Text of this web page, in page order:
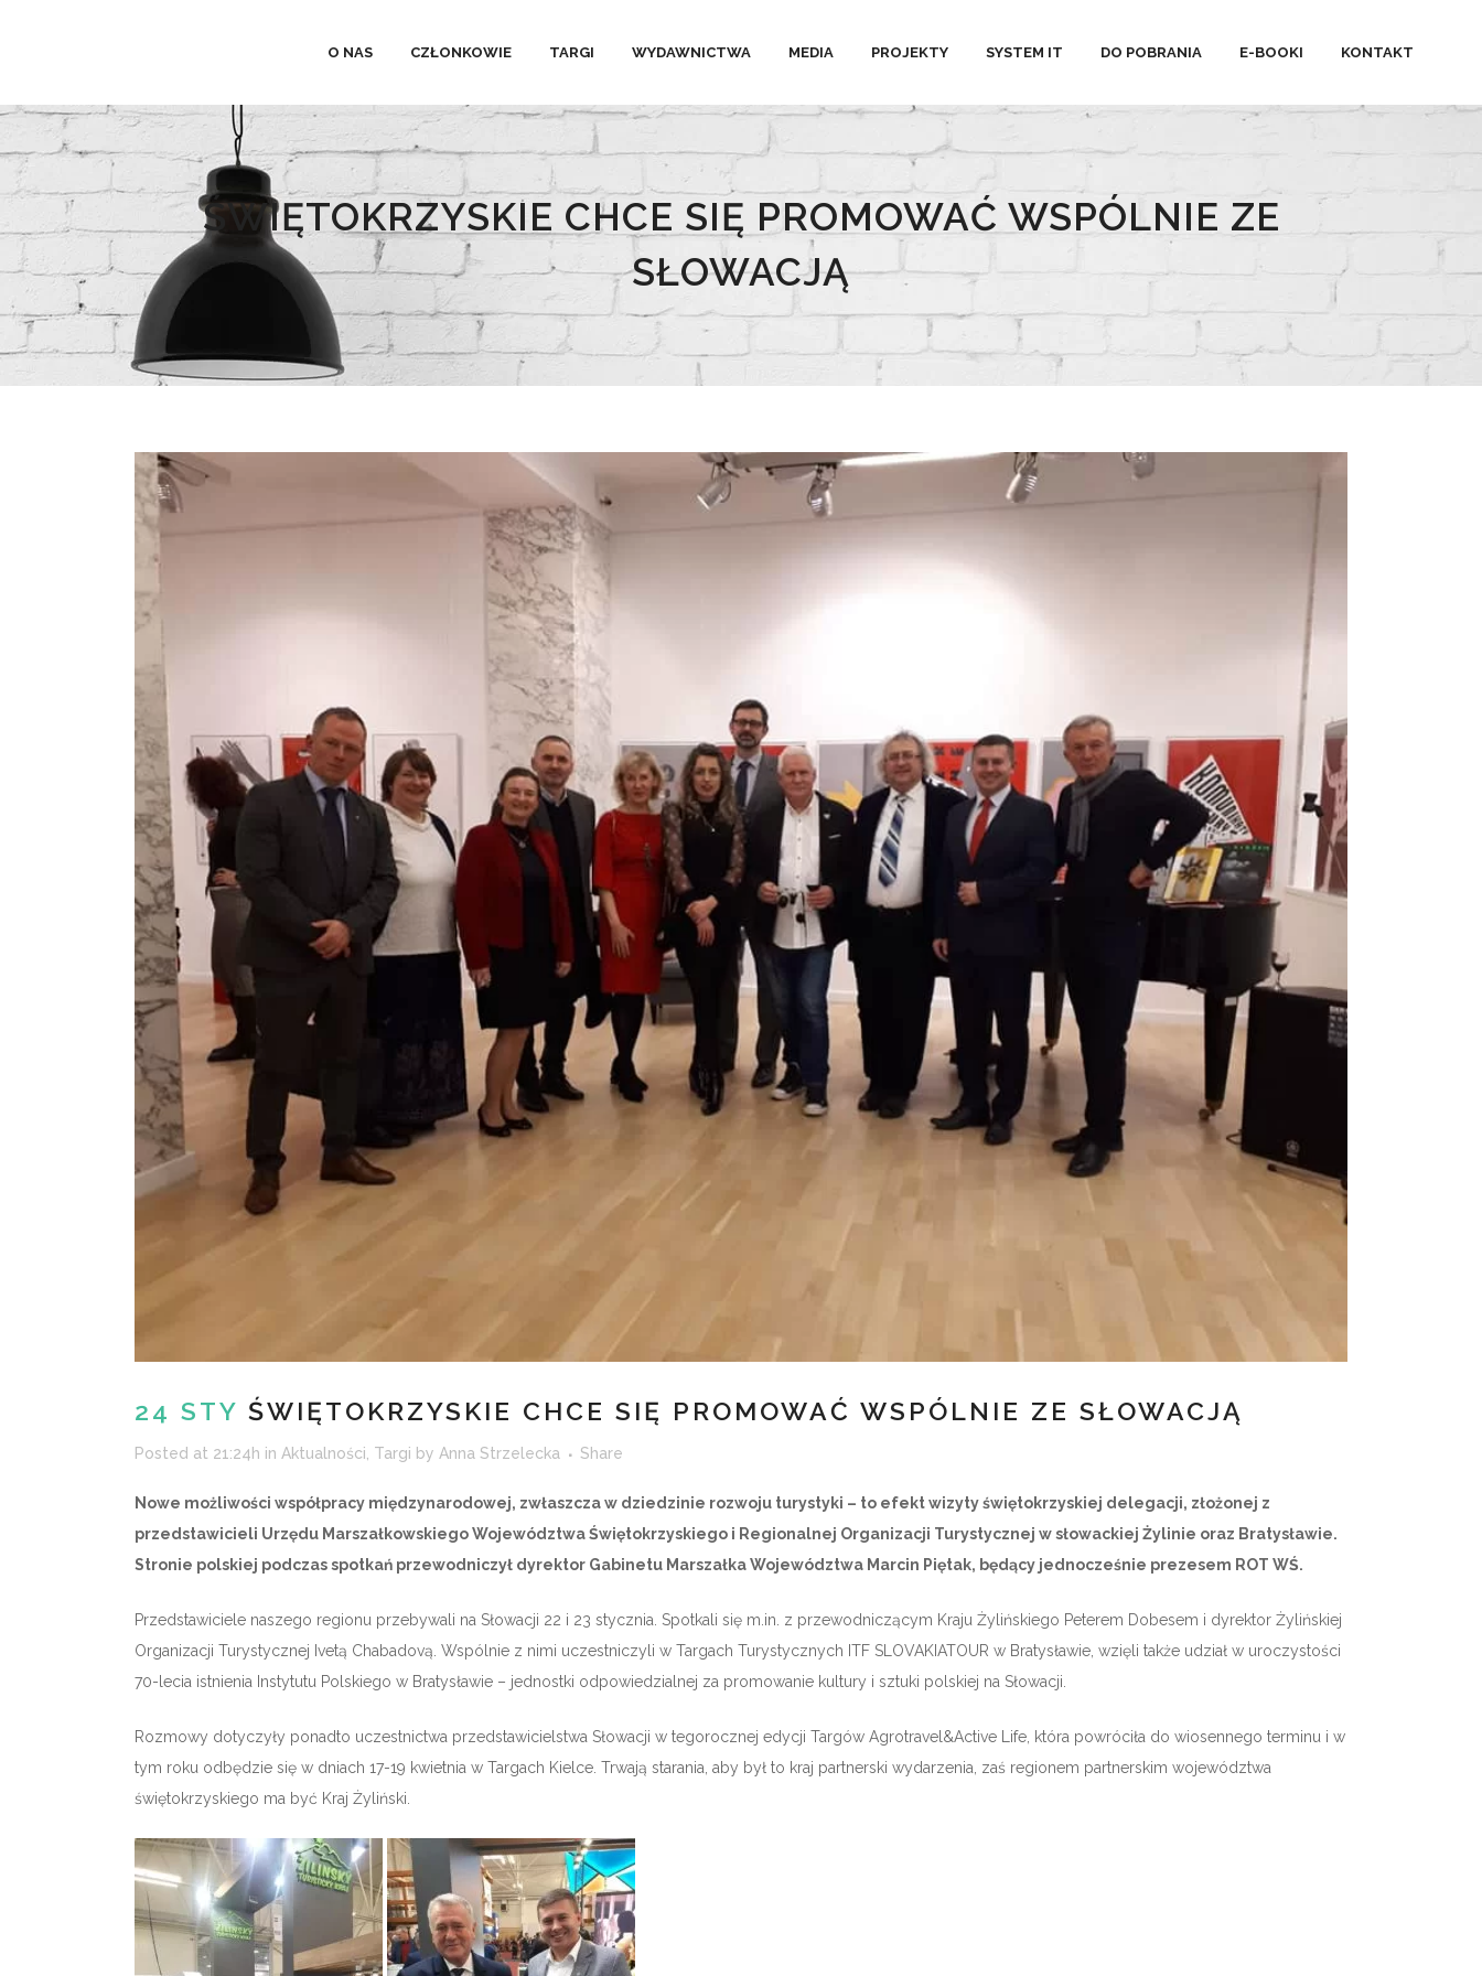
O NAS CZŁONKOWIE TARGI WYDAWNICTWA MEDIA PROJEKTY SYSTEM IT DO POBRANIA E-BOOKI KONTAKT
ŚWIĘTOKRZYSKIE CHCE SIĘ PROMOWAĆ WSPÓLNIE ZE
SŁOWACJĄ
24 STY ŚWIĘTOKRZYSKIE CHCE SIĘ PROMOWAĆ WSPÓLNIE ZE SŁOWACJĄ
Posted at 21:24h in Aktualności Targi by Anna Strzelecka Share
Nowe możliwości współpracy międzynarodowej, zwłaszcza w dziedzinie rozwoju turystyki – to efekt wizyty świętokrzyskiej delegacji, złożonej z
przedstawicieli Urzędu Marszałkowskiego Województwa Świętokrzyskiego i Regionalnej Organizacji Turystycznej w słowackiej Żylinie oraz Bratysławie.
Stronie polskiej podczas spotkań przewodniczył dyrektor Gabinetu Marszałka Województwa Marcin Piętak, będący jednocześnie prezesem ROT WŚ.
Przedstawiciele naszego regionu przebywali na Słowacji 22 i 23 stycznia. Spotkali się m.in. z przewodniczącym Kraju Żylińskiego Peterem Dobesem i dyrektor Żylińskiej
Organizacji Turystycznej Ivetą Chabadovą. Wspólnie z nimi uczestniczyli w Targach Turystycznych ITF SLOVAKIATOUR w Bratysławie, wzięli także udział w uroczystości
70-lecia istnienia Instytutu Polskiego w Bratysławie – jednostki odpowiedzialnej za promowanie kultury i sztuki polskiej na Słowacji.
Rozmowy dotyczyły ponadto uczestnictwa przedstawicielstwa Słowacji w tegorocznej edycji Targów Agrotravel&Active Life, która powróciła do wiosennego terminu i w
tym roku odbędzie się w dniach 17-19 kwietnia w Targach Kielce. Trwają starania, aby był to kraj partnerski wydarzenia, zaś regionem partnerskim województwa
świętokrzyskiego ma być Kraj Żyliński.